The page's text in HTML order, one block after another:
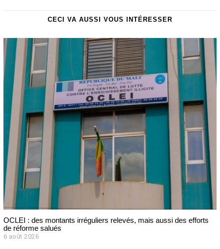
CECI VA AUSSI VOUS INTÉRESSER
OCLEI : des montants irréguliers relevés, mais aussi des efforts
de réforme salués
6 août 2026